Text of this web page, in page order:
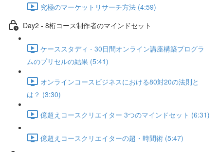
究極のマーケットリサーチ方法 (4:59)
Day2 - 8桁コース制作者のマインドセット
ケーススタディ - 30日間オンライン講座構築プログラ
ムのプリセルの結果 (5:41)
オンラインコースビジネスにおける80対20の法則と
は？ (3:30)
億超えコースクリエイター 3つのマインドセット (6:31)
億超えコースクリエイターの超・時間術 (5:47)